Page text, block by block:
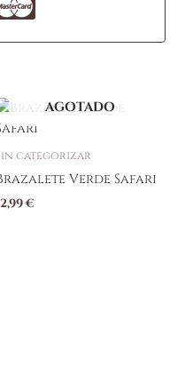
AGOTADO
categorizar
Verde Safari
€